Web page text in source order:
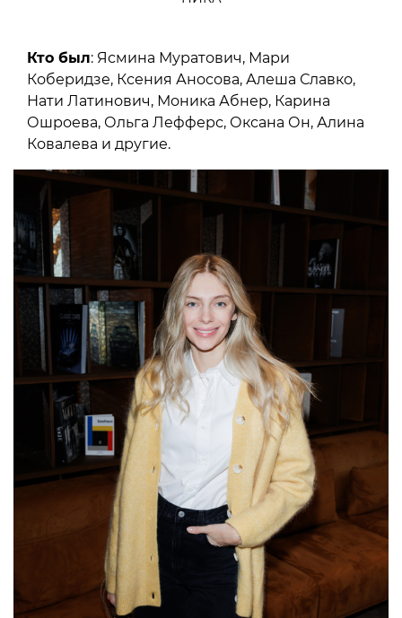
Кто был: Ясмина Муратович, Мари
Коберидзе, Ксения Аносова, Алеша Славко,
Нати Латинович, Моника Абнер, Карина
Ошроева, Ольга Лефферс, Оксана Он, Алина
Ковалева и другие.